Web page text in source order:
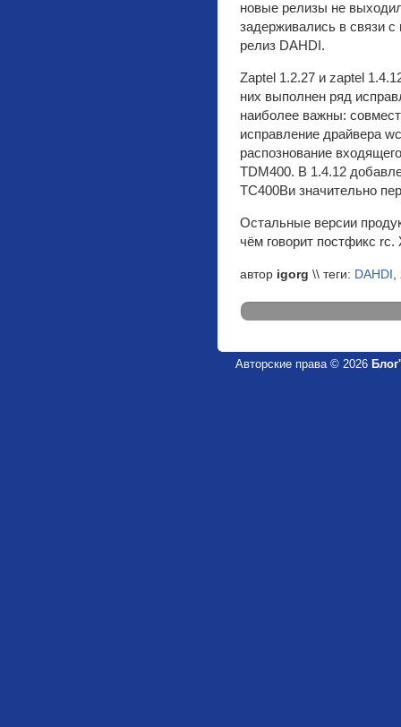
новые релизы не
задерживались в связи
релиз DAHDI.
Zaptel 1.2.27 и zaptel
них выполнен ряд
наиболее важны:
исправление драйвера
распознование
TDM400. В 1.4.12
TC400Bи значительно
Остальные версии
чём говорит постфикс
автор igorg \\ теги: DAHDI ,
Авторские права © 2026